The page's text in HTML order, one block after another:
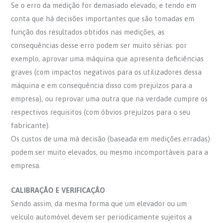
Se o erro da medição for demasiado elevado, e tendo em
conta que há decisões importantes que são tomadas em
função dos resultados obtidos nas medições, as
consequências desse erro podem ser muito sérias: por
exemplo, aprovar uma máquina que apresenta deficiências
graves (com impactos negativos para os utilizadores dessa
máquina e em consequência disso com prejuízos para a
empresa), ou reprovar uma outra que na verdade cumpre os
respectivos requisitos (com óbvios prejuízos para o seu
fabricante).
Os custos de uma má decisão (baseada em medições erradas)
podem ser muito elevados, ou mesmo incomportáveis para a
empresa.
CALIBRAÇÃO E VERIFICAÇÃO
Sendo assim, da mesma forma que um elevador ou um
veículo automóvel devem ser periodicamente sujeitos a